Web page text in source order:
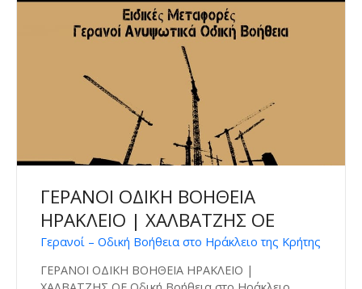
ΓΕΡΑΝΟΙ ΟΔΙΚΗ ΒΟΗΘΕΙΑ
ΗΡΑΚΛΕΙΟ | ΧΑΛΒΑΤΖΗΣ ΟΕ
Γερανοί – Οδική Βοήθεια στο Ηράκλειο της Κρήτης
ΓΕΡΑΝΟΙ ΟΔΙΚΗ ΒΟΗΘΕΙΑ ΗΡΑΚΛΕΙΟ |